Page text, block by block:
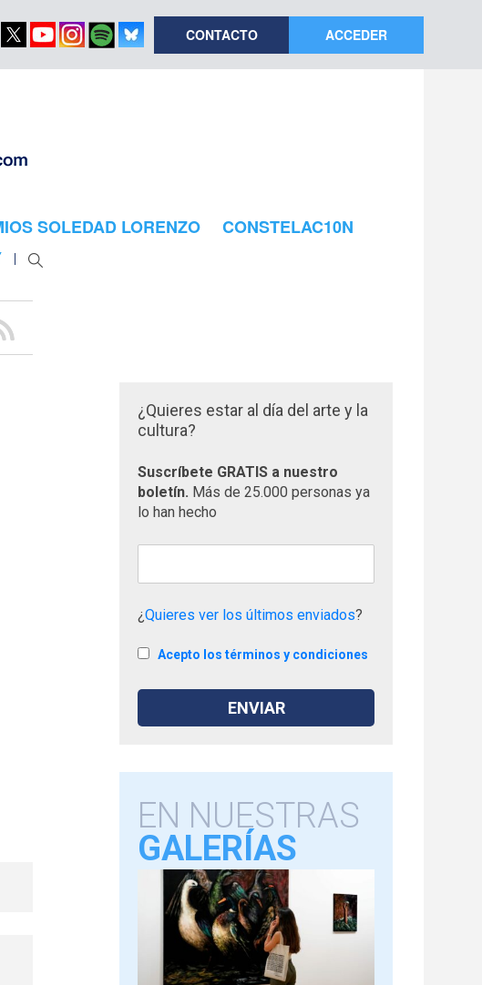
CONTACTO ACCEDER
SOLEDAD LORENZO
CONSTELAC10N
¿Quieres estar al día del arte y la
cultura?
Suscríbete GRATIS a nuestro
boletín. Más de 25.000 personas ya
lo han hecho
¿Quieres ver los últimos enviados?
Acepto los términos y condiciones
EN NUESTRAS
GALERÍAS